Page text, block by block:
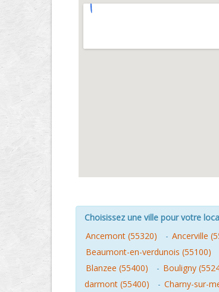
Choisissez une ville pour votre
Ancemont (55320)
- Ancerville
Beaumont-en-verdunois (55100)
Blanzee (55400)
- Bouligny
darmont (55400)
- Charny-sur-